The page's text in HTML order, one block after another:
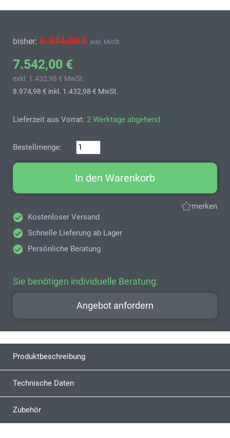
bisher: 8.874,00 € exkl. MwSt.
7.542,00 €
exkl. 1.432,98 € MwSt.
8.974,98 € inkl. 1.432,98 € MwSt.
Lieferzeit aus Vorrat: 2 Werktage abgehend
Bestellmenge:
In den Warenkorb
merken
Kostenloser Versand
Schnelle Lieferung ab Lager
Persönliche Beratung
Sie benötigen individuelle Beratung:
Angebot anfordern
Produktbeschreibung
Technische Daten
Zubehör